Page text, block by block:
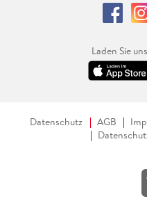
Laden Sie
Datenschutz AGB